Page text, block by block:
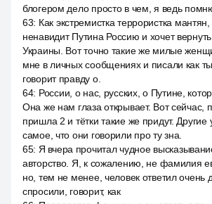
блогером дело просто в чем, я ведь
63: Как экстремистка террористка
ненавидит Путина Россию и хочет
Украины. Вот точно такие же милые
мне в личных сообщениях и писали как
говорит правду о.
64: России, о нас, русских, о Путине,
Она же нам глаза открывает. Вот сейчас,
пришла 2 и тётки такие же придут. Другие
самое, что они говорили про ту зна.
65: Я вчера прочитал чудное
авторство. Я, к сожалению, не фамилия
но, тем не менее, человек ответил очень
спросили, говорит, как